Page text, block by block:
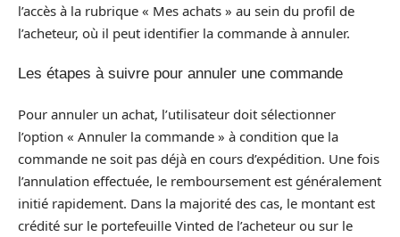
l’accès à la rubrique « Mes achats » au sein du profil de
l’acheteur, où il peut identifier la commande à annuler.
Les étapes à suivre pour annuler une commande
Pour annuler un achat, l’utilisateur doit sélectionner
l’option « Annuler la commande » à condition que la
commande ne soit pas déjà en cours d’expédition. Une fois
l’annulation effectuée, le remboursement est généralement
initié rapidement. Dans la majorité des cas, le montant est
crédité sur le portefeuille Vinted de l’acheteur ou sur le